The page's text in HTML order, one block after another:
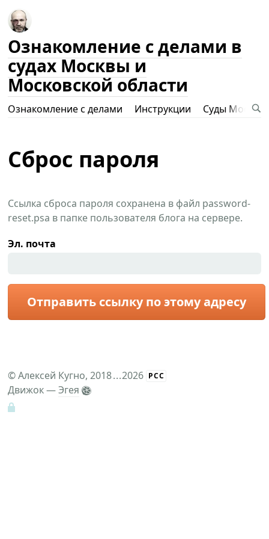
Ознакомление с делами в
судах Москвы и
Московской области
Ознакомление с делами Инструкции Суды Москвы
Сброс пароля
Ссылка сброса пароля сохранена в файл password-
reset.psa в папке пользователя блога на сервере.
Эл. почта
Отправить ссылку по этому адресу
©Алексей Кугно, 2018...2026 РСС
Движок —Эгея